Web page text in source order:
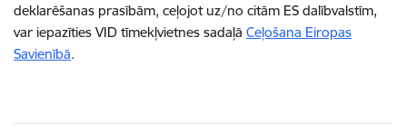
deklarēšanas prasībām, ceļojot uz/no citām ES dalībvalstīm,
var iepazīties VID tīmekļvietnes sadaļā Ceļošana Eiropas
Savienībā.